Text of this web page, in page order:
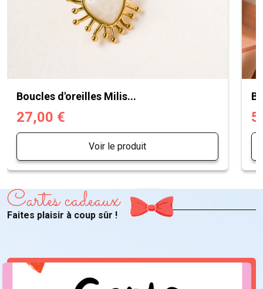
Boucles d'oreilles Milis...
27,00 €
Voir le produit
Cartes cadeaux
Faites plaisir à coup sûr !